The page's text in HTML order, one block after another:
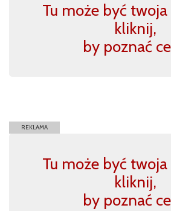
Tu może być
kliknij,
by poznać
REKLAMA
Tu może być
kliknij,
by poznać